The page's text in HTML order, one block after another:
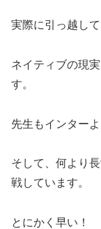
実際に引っ越し
ネイティブの現
す。
先生もインター
そして、何より
戦しています。
とにかく早い！